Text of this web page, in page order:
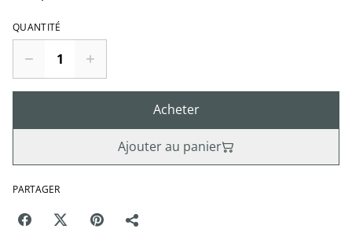
QUANTITÉ
Acheter
Ajouter au panier
PARTAGER